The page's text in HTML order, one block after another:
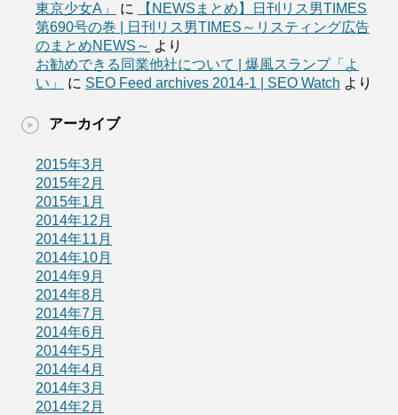
東京少女A」
に
【NEWSまとめ】日刊リス男TIMES
第690号の巻 | 日刊リス男TIMES～リスティング広告
のまとめNEWS～ より
お勧めできる同業他社について | 爆風スランプ「よ
い」
に SEO Feed archives 2014-1 | SEO Watch より
アーカイブ
2015年3月
2015年2月
2015年1月
2014年12月
2014年11月
2014年10月
2014年9月
2014年8月
2014年7月
2014年6月
2014年5月
2014年4月
2014年3月
2014年2月